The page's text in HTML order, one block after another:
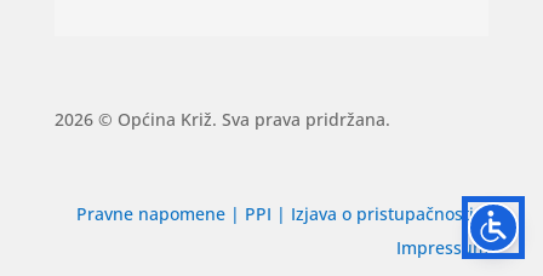
2026 © Općina Križ. Sva prava pridržana.
Pravne napomene | PPI | Izjava o pristupačnosti|
Impressum